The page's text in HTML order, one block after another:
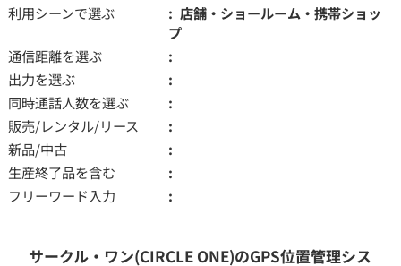
利用シーンで選ぶ
店舗・ショールーム・携帯ショッ
プ
通信距離を選ぶ
出力を選ぶ
同時通話人数を選ぶ
販売/レンタル/リース
新品/中古
生産終了品を含む
フリーワード入力
サークル・ワン(CIRCLE ONE)のGPS位置管理シス